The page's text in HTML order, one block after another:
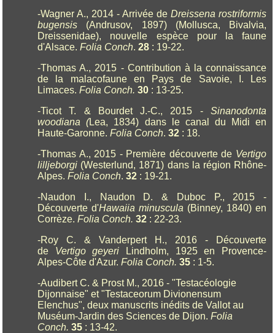
-Wagner A., 2014 - Arrivée deDreissena rostriformis
bugensis (Andrusov, 1897) (Mollusca, Bivalvia,
Dreissenidae), nouvelle espèce pour la faune
d'Alsace.Folia Conch.28 : 19-22.
-Thomas A., 2015 - Contribution à la connaissance
de la malacofaune en Pays de Savoie, I. Les
Limaces.Folia Conch.30 : 13-25.
-Ticot T. & Bourdet J.-C., 2015 -Sinanodonta
woodiana (Lea, 1834) dans le canal du Midi en
Haute-Garonne.Folia Conch.32 : 18.
-Thomas A., 2015 - Première découverte de Vertigo
lilljeborgi (Westerlund, 1871) dans la région Rhône-
Alpes.Folia Conch.32 : 19-21.
-Naudon I., Naudon D. & Duboc P., 2015 -
Découverte d'Hawaiia minuscula (Binney, 1840) en
Corrèze.Folia Conch. 32 : 22-23.
-Roy C. & Vanderpert H., 2016 - Découverte
de Vertigo geyeri
Lindholm, 1925 en Provence-
Alpes-Côte d'Azur.Folia Conch. 35 : 1-5.
-Audibert C. & Prost M., 2016 - "Testacéologie
Dijonnaise" et "Testaceorum Divionensum
Elenchus", deux manuscrits inédits de Vallot au
Muséum-Jardin des Sciences de Dijon.Folia
Conch. 35 : 13-42.